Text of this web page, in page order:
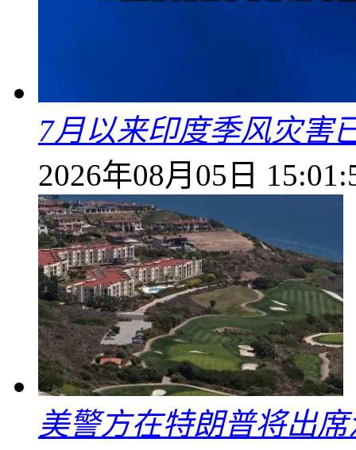
7月以来印度季风灾害
2026年08月05日
美警方在特朗普将出